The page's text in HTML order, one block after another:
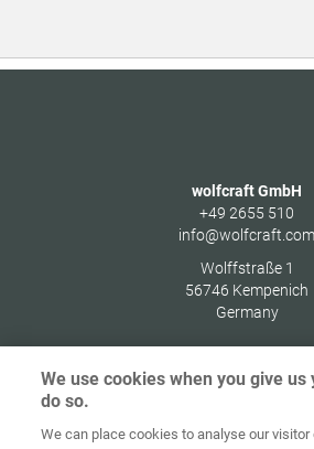
wolfcraft GmbH
+49 2655 510
info@wolfcraft.com
Wolffstraße 1
56746 Kempenich
Germany
Home Contact
We use cookies when you give us
do so.
We can place cookies to analyse our visitor